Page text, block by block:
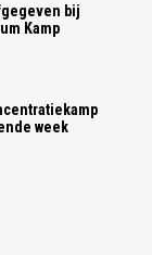
bij
Kamp
week